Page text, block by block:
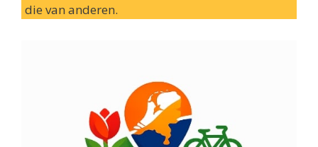
die van anderen.